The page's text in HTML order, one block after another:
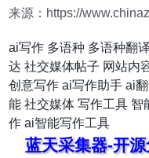
来源：https://
ai写作 多语种 多语种翻译
达 社交媒体帖子 网站内
创意写作 ai写作助手 ai
能 社交媒体 写作工具 智
作 ai智能写作工具
蓝天采集器-开